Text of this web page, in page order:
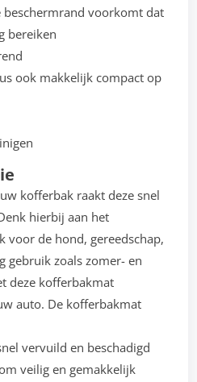
beschermrand voorkomt dat
bereiken
ook makkelijk compact op
kofferbak raakt deze snel
hierbij aan het
voor de hond, gereedschap,
gebruik zoals zomer- en
deze kofferbakmat
auto. De kofferbakmat
vervuild en beschadigd
veilig en gemakkelijk